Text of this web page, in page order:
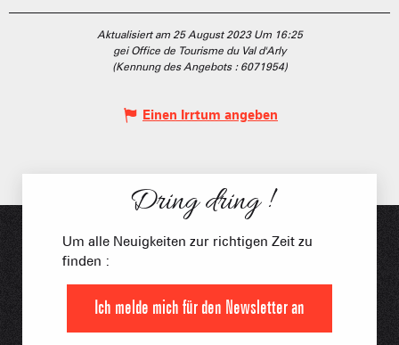
Aktualisiert am 25 August 2023 Um 16:25
gei Office de Tourisme du Val d'Arly
(Kennung des Angebots : 6071954)
Einen Irrtum angeben
Dring dring !
Um alle Neuigkeiten zur richtigen Zeit zu
finden :
Ich melde mich für den Newsletter an